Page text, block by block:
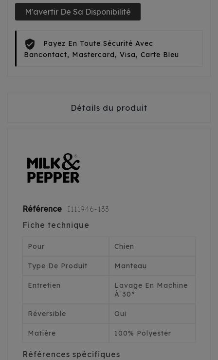
M'avertir De Sa Disponibilité
Payez En Toute Sécurité Avec
Bancontact, Mastercard, Visa, Carte Bleu
Détails du produit
Référence I111946-133
Fiche technique
Pour Chien
Type De Produit Manteau
Entretien
Lavage En Machine
À 30°
Réversible Oui
Matière 100% Polyester
Références spécifiques